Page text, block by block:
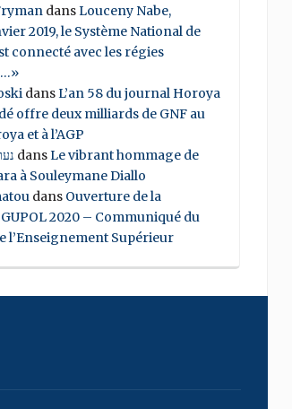
dansLouceny Nabe,
2019, le Système National de
connecté avec les régies
dansL’an 58 du journal Horoya
offre deux milliards de GNF au
et à l’AGP
dansLe vibrant hommage de
à Souleymane Diallo
dans Ouverture de la
2020 – Communiqué du
l’Enseignement Supérieur